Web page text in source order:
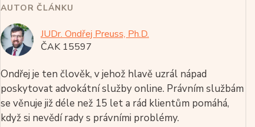
AUTOR ČLÁNKU
JUDr. Ondřej Preuss, Ph.D.
ČAK 15597
Ondřej je ten člověk, v jehož hlavě uzrál nápad
poskytovat advokátní služby online. Právním službám
se věnuje již déle než 15 let a rád klientům pomáhá,
když si nevědí rady s právními problémy.